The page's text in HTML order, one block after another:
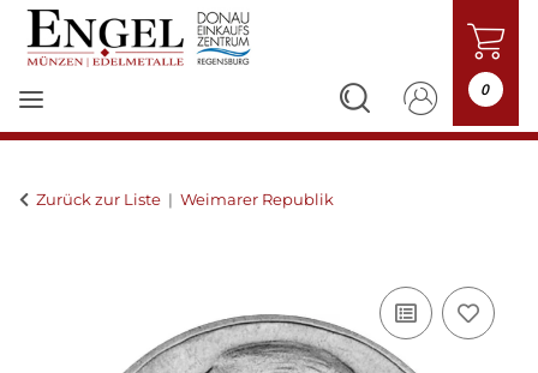
0
Zurück zur Liste Weimarer Republik